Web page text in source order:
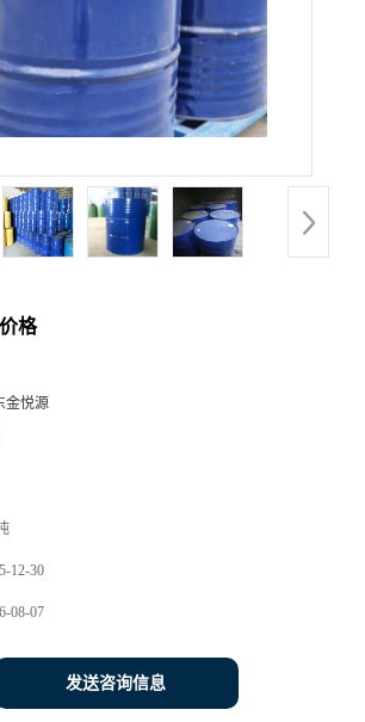
格
金悦源
12-30
08-07
发送咨询信息